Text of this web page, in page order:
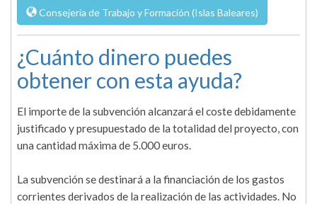
Consejería de Trabajo y Formación (Islas Baleares)
¿Cuánto dinero puedes
obtener con esta ayuda?
El importe de la subvención alcanzará el coste debidamente
justificado y presupuestado de la totalidad del proyecto, con
una cantidad máxima de 5.000 euros.
La subvención se destinará a la financiación de los gastos
corrientes derivados de la realización de las actividades. No